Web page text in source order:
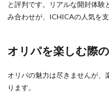
と評判です。リアルな開封体験
み合わせが、ICHICAの人気を支
オリパを楽しむ際
オリパの魅力は尽きませんが、
ります。